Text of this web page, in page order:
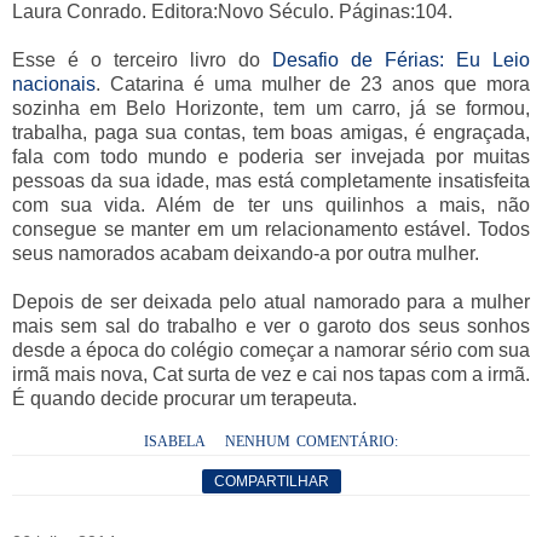
Laura Conrado. Editora:Novo Século. Páginas:104.
Esse é o terceiro livro do
Desafio de Férias: Eu Leio
nacionais. Catarina é uma mulher de 23 anos que mora
sozinha em Belo Horizonte, tem um carro, já se formou,
trabalha, paga sua contas, tem boas amigas, é engraçada,
fala com todo mundo e poderia ser invejada por muitas
pessoas da sua idade, mas está completamente insatisfeita
com sua vida. Além de ter uns quilinhos a mais, não
consegue se manter em um relacionamento estável. Todos
seus namorados acabam deixando-a por outra mulher.
Depois de ser deixada pelo atual namorado para a mulher
mais sem sal do trabalho e ver o garoto dos seus sonhos
desde a época do colégio começar a namorar sério com sua
irmã mais nova, Cat surta de vez e cai nos tapas com a irmã.
É quando decide procurar um terapeuta.
ISABELA NENHUM COMENTÁRIO:
COMPARTILHAR